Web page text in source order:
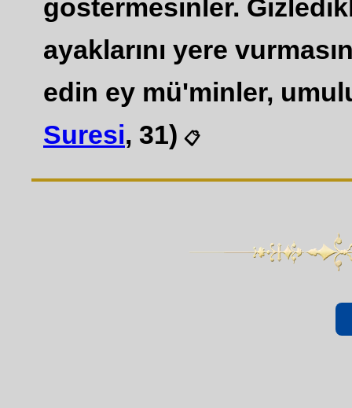
göstermesinler.
ayaklarını yere
edin ey mü'minler,
Suresi, 31) 📋